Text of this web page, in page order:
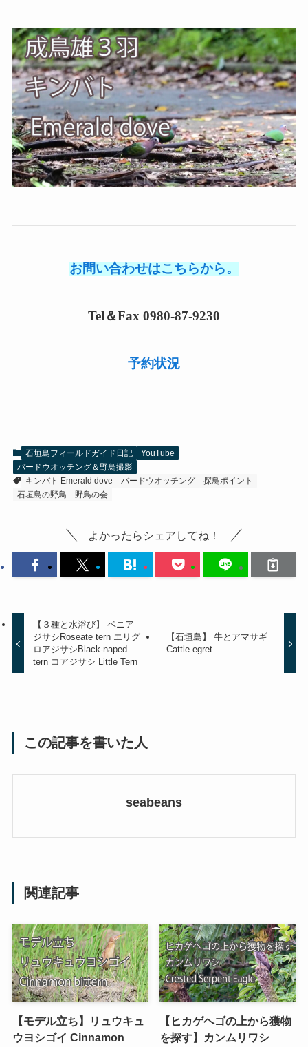
お問い合わせはこちらから。
Tel＆Fax 0980-87-9230
予約状況
石垣島フィールドガイド日記
YouTube
バードウオッチング＆野鳥撮影
キンバト Emerald dove
バードウオッチング
探鳥ポイント
石垣島の野鳥
野鳥の会
よかったらシェアしてね！
【３種と水浴び】 ベニア
ジサシRoseate tern エリグ
ロアジサシBlack-naped
tern コアジサシ Little Tern
【石垣島】 牛とアマサギ
Cattle egret
この記事を書いた人
seabeans
関連記事
【モデル立ち】リュウキュ
ウヨシゴイ Cinnamon
【ヒカゲヘゴの上から獲物
を探す】カンムリワシ